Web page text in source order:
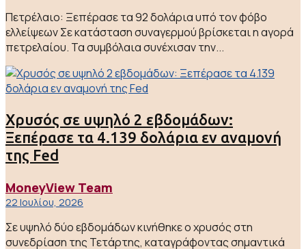
Πετρέλαιο: Ξεπέρασε τα 92 δολάρια υπό τον φόβο
ελλείψεων Σε κατάσταση συναγερμού βρίσκεται η αγορά
πετρελαίου. Τα συμβόλαια συνέχισαν την...
Χρυσός σε υψηλό 2 εβδομάδων:
Ξεπέρασε τα 4.139 δολάρια εν αναμονή
της Fed
MoneyView Team
22 Ιουλίου, 2026
Σε υψηλό δύο εβδομάδων κινήθηκε ο χρυσός στη
συνεδρίαση της Τετάρτης, καταγράφοντας σημαντικά